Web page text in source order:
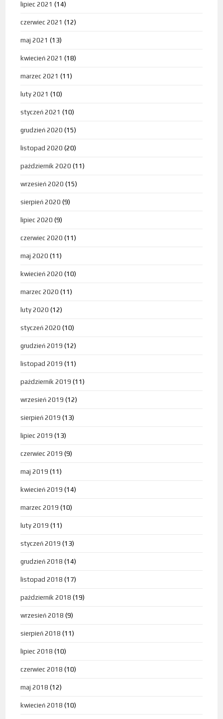
lipiec 2021 (14)
czerwiec 2021 (12)
maj 2021 (13)
kwiecień 2021 (18)
marzec 2021 (11)
luty 2021 (10)
styczeń 2021 (10)
grudzień 2020 (15)
listopad 2020 (20)
październik 2020 (11)
wrzesień 2020 (15)
sierpień 2020 (9)
lipiec 2020 (9)
czerwiec 2020 (11)
maj 2020 (11)
kwiecień 2020 (10)
marzec 2020 (11)
luty 2020 (12)
styczeń 2020 (10)
grudzień 2019 (12)
listopad 2019 (11)
październik 2019 (11)
wrzesień 2019 (12)
sierpień 2019 (13)
lipiec 2019 (13)
czerwiec 2019 (9)
maj 2019 (11)
kwiecień 2019 (14)
marzec 2019 (10)
luty 2019 (11)
styczeń 2019 (13)
grudzień 2018 (14)
listopad 2018 (17)
październik 2018 (19)
wrzesień 2018 (9)
sierpień 2018 (11)
lipiec 2018 (10)
czerwiec 2018 (10)
maj 2018 (12)
kwiecień 2018 (10)